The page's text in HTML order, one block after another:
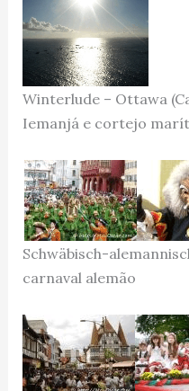
Winterlude – Ottawa
Iemanjá e cortejo
Schwäbisch-
carnaval alemão